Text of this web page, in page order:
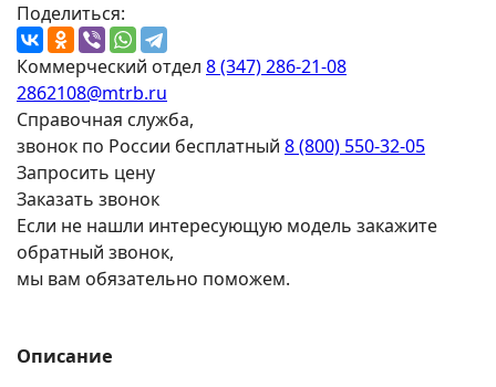
Поделиться:
Коммерческий отдел 8 (347) 286-21-08
2862108@mtrb.ru
Справочная служба,
звонок по России бесплатный 8 (800) 550-32-05
Запросить цену
Заказать звонок
Если не нашли интересующую модель закажите
обратный звонок,
мы вам обязательно поможем.
Описание